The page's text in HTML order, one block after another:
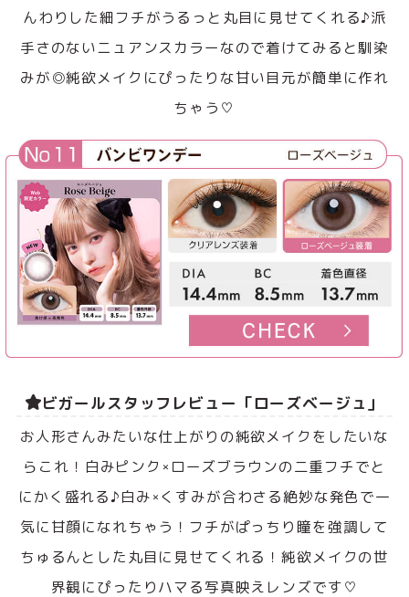
んわりした細フチがうるっと丸目に見せてくれる♪派
手さのないニュアンスカラーなので着けてみると馴染
みが◎純欲メイクにぴったりな甘い目元が簡単に作れ
ちゃう♡
ビガールスタッフレビュー「ローズベージュ」
お人形さんみたいな仕上がりの純欲メイクをしたいな
らこれ！白みピンク×ローズブラウンの二重フチでと
にかく盛れる♪白み×くすみが合わさる絶妙な発色で一
気に甘顔になれちゃう！フチがぱっちり瞳を強調して
ちゅるんとした丸目に見せてくれる！純欲メイクの世
界観にぴったりハマる写真映えレンズです♡